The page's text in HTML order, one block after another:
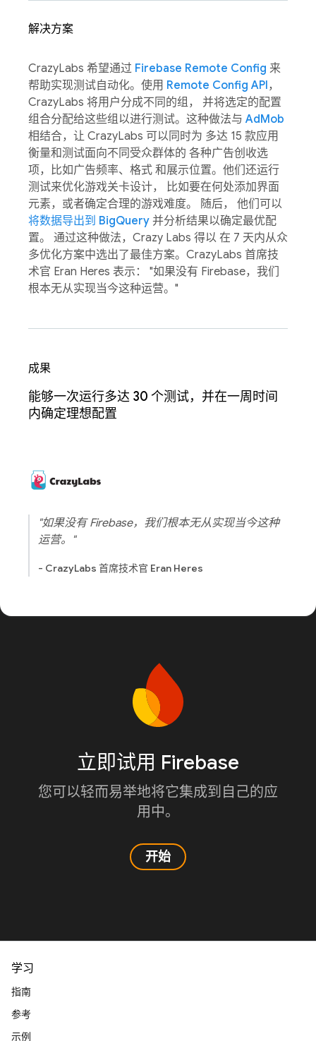
解决方案
CrazyLabs 希望通过 Firebase Remote Config 来
帮助实现测试自动化。使用 Remote Config API，
CrazyLabs 将用户分成不同的组， 并将选定的配置
组合分配给这些组以进行测试。这种做法与 AdMob
相结合，让 CrazyLabs 可以同时为 多达 15 款应用
衡量和测试面向不同受众群体的 各种广告创收选
项，比如广告频率、格式 和展示位置。他们还运行
测试来优化游戏关卡设计， 比如要在何处添加界面
元素，或者确定合理的游戏难度。 随后， 他们可以
将数据导出到 BigQuery 并分析结果以确定最优配
置。 通过这种做法，Crazy Labs 得以 在 7 天内从众
多优化方案中选出了最佳方案。CrazyLabs 首席技
术官 Eran Heres 表示： "如果没有 Firebase，我们
根本无从实现当今这种运营。"
成果
能够一次运行多达 30 个测试，并在一周时间
内确定理想配置
"如果没有 Firebase，我们根本无从实现当今这种
运营。"
- CrazyLabs 首席技术官 Eran Heres
立即试用 Firebase
您可以轻而易举地将它集成到自己的应
用中。
开始
学习
指南
参考
示例